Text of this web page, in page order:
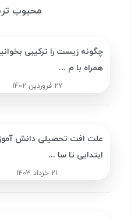
محبوب
چگونه زیست را ترکیبی
همراه با م ...
27 فروردین 1402
علت افت تحصیلی دانش
ابتدایی تا سا ...
21 خرداد 1403